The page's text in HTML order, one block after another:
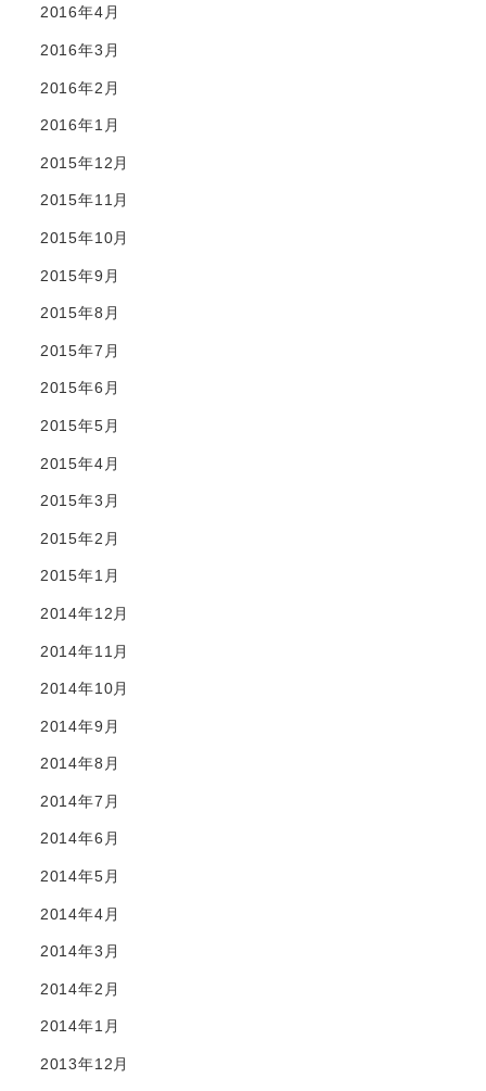
2016年4月
2016年3月
2016年2月
2016年1月
2015年12月
2015年11月
2015年10月
2015年9月
2015年8月
2015年7月
2015年6月
2015年5月
2015年4月
2015年3月
2015年2月
2015年1月
2014年12月
2014年11月
2014年10月
2014年9月
2014年8月
2014年7月
2014年6月
2014年5月
2014年4月
2014年3月
2014年2月
2014年1月
2013年12月